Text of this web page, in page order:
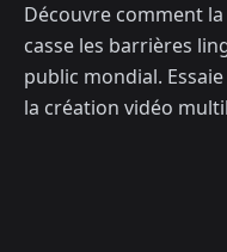
Découvre comment
casse les barrières
public mondial.
la création vidéo